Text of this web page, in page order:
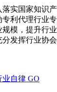
实国家知识
利代理行业
规模，提升行
发挥行业协
业自律 GO